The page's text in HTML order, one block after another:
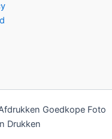
Goedkope Foto
Drukken